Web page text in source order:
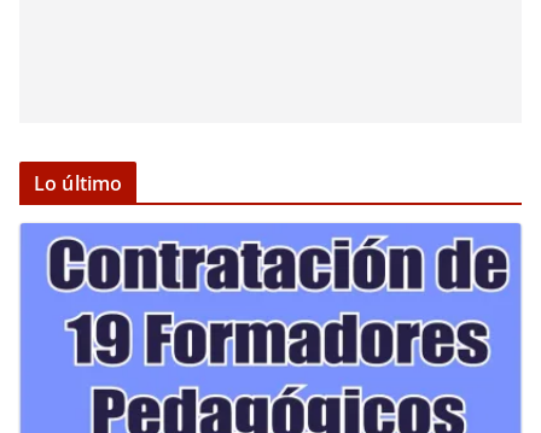
Lo último